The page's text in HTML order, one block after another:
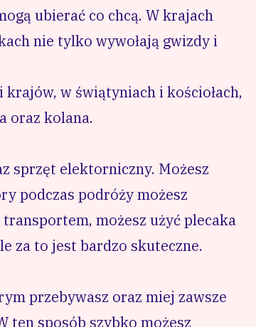
ubierać co chcą. W krajach
nie tylko wywołają gwizdy i
w świątyniach i kościołach,
oraz kolana.
sprzęt elektorniczny. Możesz
podczas podróży możesz
możesz użyć plecaka
za to jest bardzo skuteczne.
przebywasz oraz miej zawsze
ten sposób szybko możesz